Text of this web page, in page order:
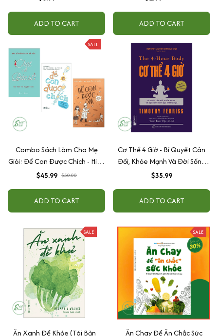
ADD TO CART ADD TO CART
SALE
Combo Sách Làm Cha Mẹ
Giỏi: Để Con Được Chích - Hiểu
Hết Về Vắc Xin Và Miễn Dịch +
Của Bé Yêu + Để Con Được
$45.99 $50.00
ADD TO CART
Cơ Thể 4 Giờ - Bí Quyết Cân
Đối, Khỏe Mạnh Và Đời Sống
Tình Dục Thăng Hoa
$35.99
ADD TO CART
SALE
Ăn Xanh Để Khỏe (Tái Bản
SALE
Ăn Chay Để Ăn Chắc Sức